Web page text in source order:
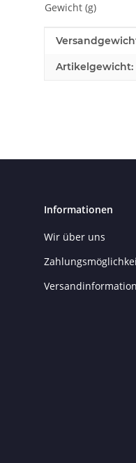
Gewicht (g)
Wert
Artikelgewicht:
Informationen
Wir über uns